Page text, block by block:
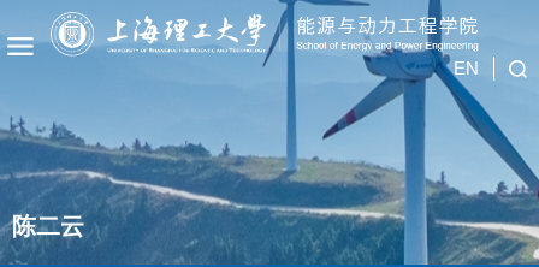
EN
陈二云